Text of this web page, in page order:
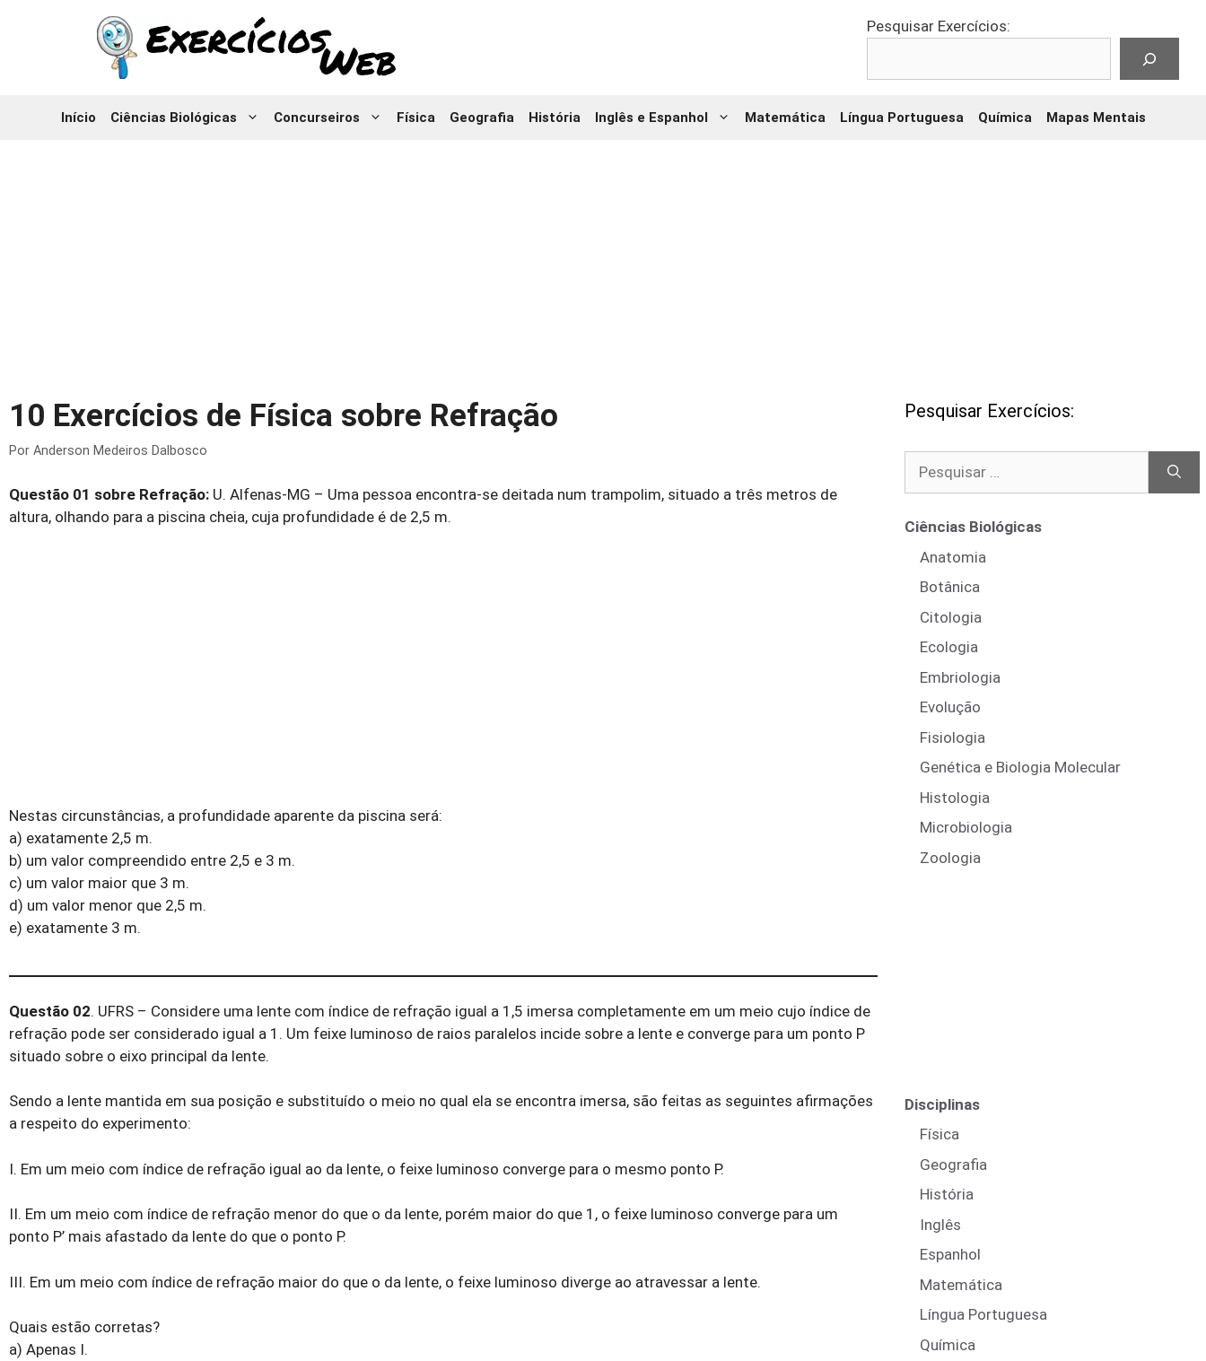
Pesquisar Exercícios:
Início Ciências Biológicas Concurseiros Física Geografia História Inglês e Espanhol Matemática Língua Portuguesa Química Mapas Mentais
10 Exercícios de Física sobre Refração
Por Anderson Medeiros Dalbosco
Questão 01 sobre Refração: U. Alfenas-MG – Uma pessoa encontra-se deitada num trampolim, situado a três metros de
altura, olhando para a piscina cheia, cuja profundidade é de 2,5 m.
Nestas circunstâncias, a profundidade aparente da piscina será:
a) exatamente 2,5 m.
b) um valor compreendido entre 2,5 e 3 m.
c) um valor maior que 3 m.
d) um valor menor que 2,5 m.
e) exatamente 3 m.
Questão 02. UFRS – Considere uma lente com índice de refração igual a 1,5 imersa completamente em um meio cujo índice de
refração pode ser considerado igual a 1. Um feixe luminoso de raios paralelos incide sobre a lente e converge para um ponto P
situado sobre o eixo principal da lente.
Sendo a lente mantida em sua posição e substituído o meio no qual ela se encontra imersa, são feitas as seguintes afirmações
a respeito do experimento:
I. Em um meio com índice de refração igual ao da lente, o feixe luminoso converge para o mesmo ponto P.
II. Em um meio com índice de refração menor do que o da lente, porém maior do que 1, o feixe luminoso converge para um
ponto P’ mais afastado da lente do que o ponto P.
III. Em um meio com índice de refração maior do que o da lente, o feixe luminoso diverge ao atravessar a lente.
Quais estão corretas?
a) Apenas I.
Pesquisar Exercícios:
Ciências Biológicas
Anatomia
Botânica
Citologia
Ecologia
Embriologia
Evolução
Fisiologia
Genética e Biologia Molecular
Histologia
Microbiologia
Zoologia
Disciplinas
Física
Geografia
História
Inglês
Espanhol
Matemática
Língua Portuguesa
Química